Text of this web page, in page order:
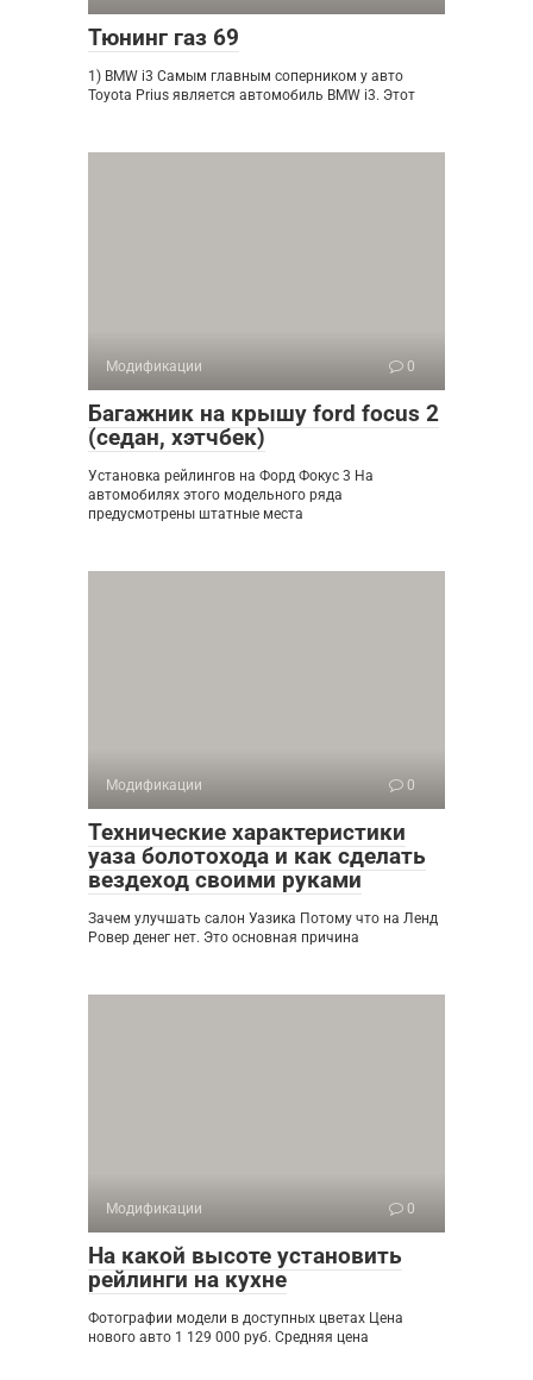
Тюнинг газ 69
1) BMW i3 Самым главным соперником у авто
Toyota Prius является автомобиль BMW i3. Этот
Модификации 0
Багажник на крышу ford focus 2
(седан, хэтчбек)
Установка рейлингов на Форд Фокус 3 На
автомобилях этого модельного ряда
предусмотрены штатные места
Модификации 0
Технические характеристики
уаза болотохода и как сделать
вездеход своими руками
Зачем улучшать салон Уазика Потому что на Ленд
Ровер денег нет. Это основная причина
Модификации 0
На какой высоте установить
рейлинги на кухне
Фотографии модели в доступных цветах Цена
нового авто 1 129 000 руб. Средняя цена